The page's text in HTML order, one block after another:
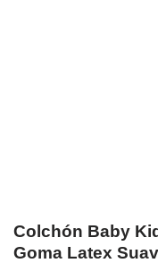
Colchón Baby
Goma Latex